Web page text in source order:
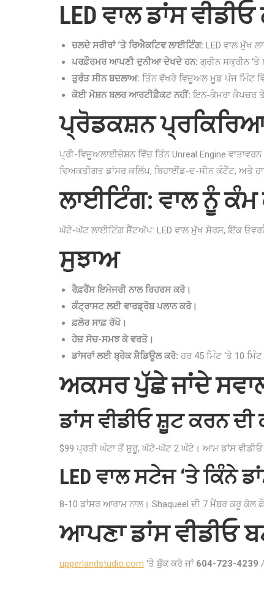
LED ਵਾਲ ਡਾਂਸ
ਚਲਦੇ ਸਰੀਰਾਂ ‘ਤੇ ਰਿਐਕਟਿਵ ਲਾਈਟਿੰਗ: LED ਵਾਲ ਮੁੱਖ
ਪਰਫ਼ੌਰਮਰ ਆਪਣੀ ਦੁਨੀਆ ਦੇਖਦੇ ਹਨ: ਗ੍ਰੀਨ ਸਕ੍ਰੀਨ ‘ਤੇ
ਤੁਰੰਤ ਸੀਨ ਬਦਲਾਅ: ਤਿੰਨ ਵੱਖਰੇ ਵਿਜ਼ੂਅਲ ਮੂਡ ਪੰਜ ਮਿੰਟ
ਕੋਈ ਮੋਸ਼ਨ ਬਲਰ ਆਰਟੀਫ਼ੈਕਟ ਨਹੀਂ: ਇਨ-ਕੈਮਰਾ ਕੈਪਚਰ
ਪ੍ਰੋਡਕਸ਼ਨ
ਪ੍ਰੀ-ਵਿਜ਼ੂਅਲਾਈਜ਼ੇਸ਼ਨ ਵਿੱਚ ਤਿੰਨ Unreal Engine
ਵਿਅਕਤੀਗਤ ਡਾਂਸਰ ਕਲਿੱਪ, ਬਿਹਾਈਂਡ-ਦ-ਸੀਨ ਕੰਟੈਂਟ, ਅਤੇ
ਲਾਈਟਿੰਗ: ਵਾਲ ਨੂੰ
ਘੱਟੋ-ਘੱਟ ਲਾਈਟਿੰਗ ਸੈੱਟਅੱਪ: LED ਵਾਲ ਮੁੱਖ ਸੋਰਸ, ਇੱਕ
ਸੁਝਾਅ
ਰੈਫ਼ਰੈਂਸ ਇਮੇਜਰੀ ਨਾਲ ਰਿਹਰਸ ਕਰੋ।
ਕੰਟ੍ਰਾਸਟ ਲਈ ਵਾਰਡ੍ਰੋਬ ਪਲਾਨ ਕਰੋ।
ਫ਼ਲੋਰ ਸਾਫ਼ ਰੱਖੋ।
ਹੇਜ਼ ਸੋਚ-ਸਮਝ ਕੇ ਵਰਤੋ।
ਡਾਂਸਰਾਂ ਲਈ ਬ੍ਰੇਕ ਸ਼ੈਡਿਊਲ ਕਰੋ: ਹਰ 45 ਮਿੰਟ ‘ਤੇ 10
ਅਕਸਰ ਪੁੱਛੇ ਜਾਂਦੇ
ਡਾਂਸ ਵੀਡੀਓ ਸ਼ੂਟ ਕਰਨ ਦੀ
$99 ਪ੍ਰਤੀ ਘੰਟਾ ਤੋਂ ਸ਼ੁਰੂ, ਘੱਟੋ-ਘੱਟ 2 ਘੰਟੇ। ਆਮ ਡਾਂਸ
LED ਵਾਲ ਸਟੇਜ ‘ਤੇ ਕਿੰਨੇ
8-10 ਡਾਂਸਰ ਆਰਾਮ ਨਾਲ। Shaqueel ਦੀ 7 ਮੈਂਬਰ ਕਰੂ
ਆਪਣਾ ਡਾਂਸ ਵੀਡੀਓ
upperlandstudio.com ‘ਤੇ ਬੁੱਕ ਕਰੋ ਜਾਂ 604-723-4239 /